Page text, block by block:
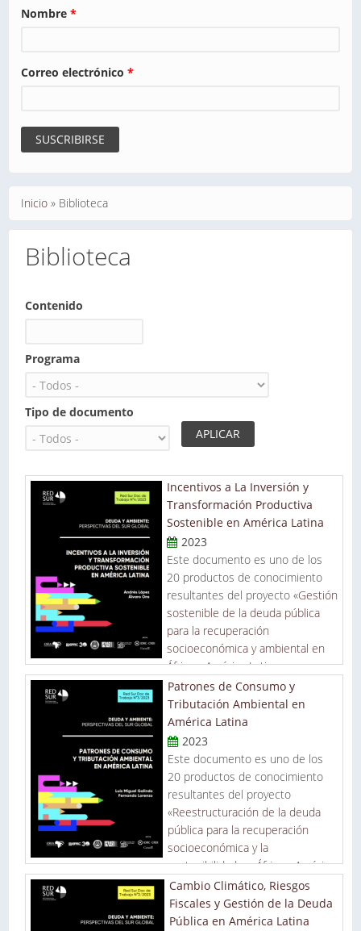
Nombre *
Correo electrónico *
Se encuentra usted aquí
Inicio » Biblioteca
Biblioteca
Contenido
Programa
Tipo de documento
Incentivos a La Inversión y
Transformación Productiva
Sostenible en América Latina
2023
Este documento es uno de los
20 productos de conocimiento
resultantes del proyecto «Gestión
sostenible de la deuda pública
para la recuperación
socioeconómica y ambiental en
África y América Latina», un
proyecto de investigación con apoyo de IDRC de Canadá de
abordaje integral con soluciones prácticas para el panorama
pospandémico.
Patrones de Consumo y
Tributación Ambiental en
América Latina
2023
Este documento es uno de los
20 productos de conocimiento
resultantes del proyecto
«Reestructuración de la deuda
pública para la recuperación
socioeconómica y la
sostenibilidad en África y América
Latina», un proyecto de investigación con apoyo de IDRC de
Canadá de abordaje integral con soluciones prácticas para el
panorama pospandémico.
Cambio Climático, Riesgos
Fiscales y Gestión de la Deuda
Pública en América Latina
Páginas